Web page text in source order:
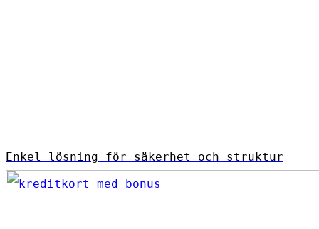
Enkel lösning för säkerhet och struktur